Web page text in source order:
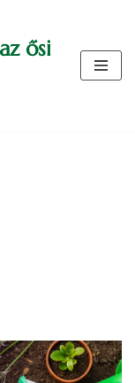
ősi